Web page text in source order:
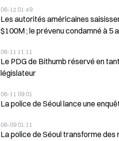
06-12 01:49
Les autorités américaines
$100M ; le prévenu condamné à 5
06-11 11:11
Le PDG de Bithumb réservé en
législateur
06-11 09:01
La police de Séoul lance une
06-09 01:11
La police de Séoul transforme